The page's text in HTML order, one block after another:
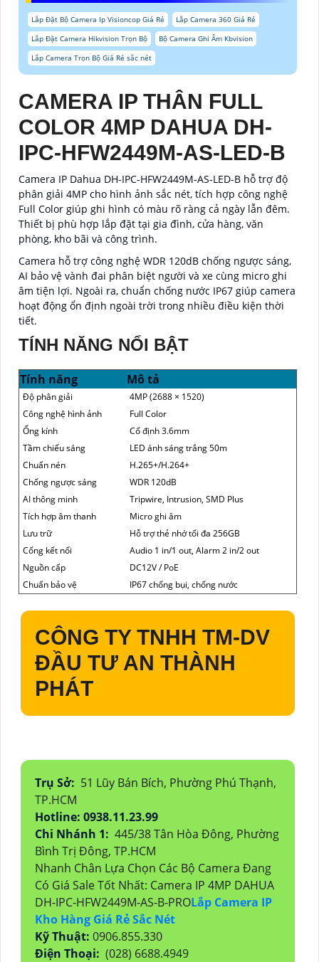
Lắp Đặt Bộ Camera Ip Visioncop Giá Rẻ
Lắp Camera 360 Giá Rẻ
Lắp Đặt Camera Hikvision Trọn Bộ
Bộ Camera Ghi Âm Kbvision
Lắp Camera Trọn Bộ Giá Rẻ sắc nét
CAMERA IP THÂN FULL
COLOR 4MP DAHUA DH-
IPC-HFW2449M-AS-LED-B
Camera IP Dahua DH-IPC-HFW2449M-AS-LED-B hỗ trợ độ
phân giải 4MP cho hình ảnh sắc nét, tích hợp công nghệ
Full Color giúp ghi hình có màu rõ ràng cả ngày lẫn đêm.
Thiết bị phù hợp lắp đặt tại gia đình, cửa hàng, văn
phòng, kho bãi và công trình.
Camera hỗ trợ công nghệ WDR 120dB chống ngược sáng,
AI bảo vệ vành đai phân biệt người và xe cùng micro ghi
âm tiện lợi. Ngoài ra, chuẩn chống nước IP67 giúp camera
hoạt động ổn định ngoài trời trong nhiều điều kiện thời
tiết.
TÍNH NĂNG NỔI BẬT
Tính năng Mô tả
Độ phân giải
4MP (2688 × 1520)
Công nghệ hình ảnh
Full Color
Ống kính
Cố định 3.6mm
Tầm chiếu sáng
LED ánh sáng trắng 50m
Chuẩn nén
H.265+/H.264+
Chống ngược sáng
WDR 120dB
AI thông minh
Tripwire, Intrusion, SMD Plus
Tích hợp âm thanh
Micro ghi âm
Lưu trữ
Hỗ trợ thẻ nhớ tối đa 256GB
Cổng kết nối
Audio 1 in/1 out, Alarm 2 in/2 out
Nguồn cấp
DC12V / PoE
Chuẩn bảo vệ
IP67 chống bụi, chống nước
CÔNG TY TNHH TM-DV
ĐẦU TƯ AN THÀNH
PHÁT
Trụ Sở: 51 Lũy Bán Bích, Phường Phú Thạnh,
TP.HCM
Hotline: 0938.11.23.99
Chi Nhánh 1: 445/38 Tân Hòa Đông, Phường
Bình Trị Đông, TP.HCM
Nhanh Chân Lựa Chọn Các Bộ Camera Đang
Có Giá Sale Tốt Nhất: Camera IP 4MP DAHUA
DH-IPC-HFW2449M-AS-B-PROLắp Camera IP
Kho Hàng Giá Rẻ Sắc Nét
Kỹ Thuật: 0906.855.330
Điện Thoại: (028) 6688.4949